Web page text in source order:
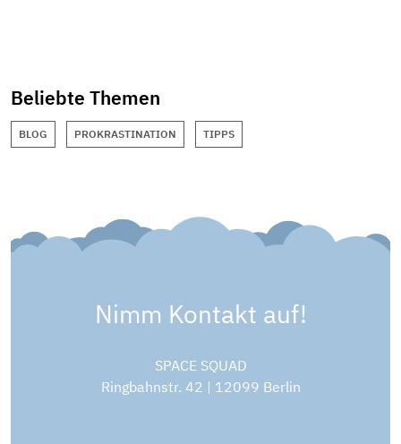
Beliebte Themen
BLOG PROKRASTINATION TIPPS
Nimm Kontakt auf!
SPACE SQUAD
Ringbahnstr. 42 | 12099 Berlin